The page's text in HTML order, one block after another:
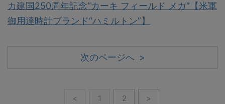
カ建国250周年記念“カーキ フィールド メカ”【米軍
御用達時計ブランド“ハミルトン”】
次のページへ >
< 1 2 >